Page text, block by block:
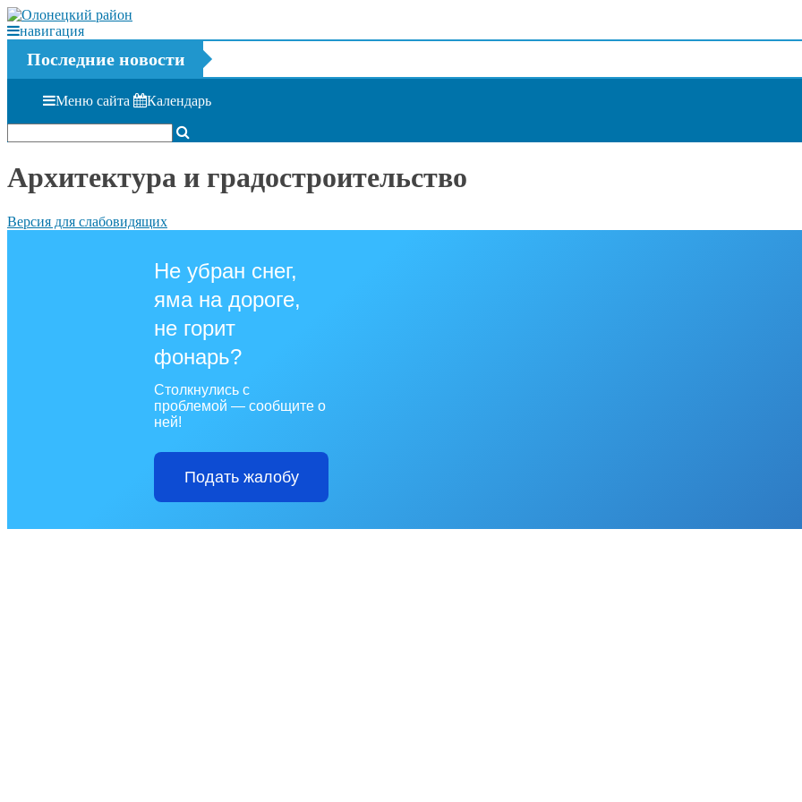
навигация
Последние новости
Меню сайта Календарь
Архитектура и градостроительство
Версия для слабовидящих
Не убран снег,
яма на дороге,
не горит
фонарь?
Столкнулись с
проблемой — сообщите о
ней!
Подать жалобу